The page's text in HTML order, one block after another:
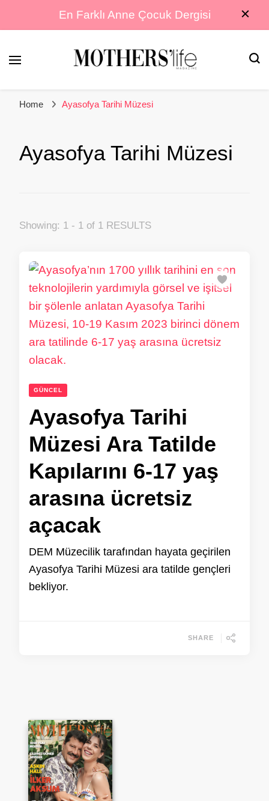
En Farklı Anne Çocuk Dergisi
Mothers Life
Home Ayasofya Tarihi Müzesi
Ayasofya Tarihi Müzesi
Showing: 1 - 1 of 1 RESULTS
GÜNCEL
Ayasofya Tarihi
Müzesi Ara Tatilde
Kapılarını 6-17 yaş
arasına ücretsiz
açacak
DEM Müzecilik tarafından hayata geçirilen
Ayasofya Tarihi Müzesi ara tatilde gençleri
bekliyor.
SHARE